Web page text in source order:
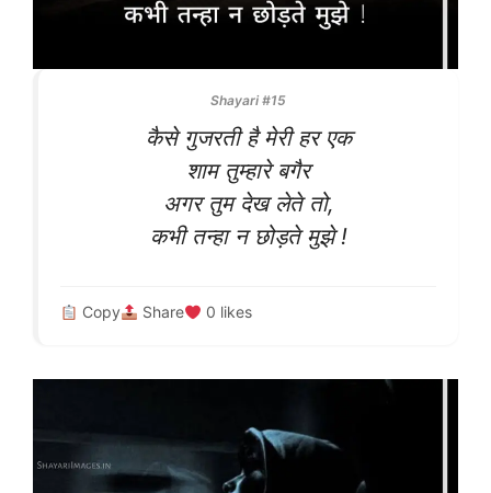
Shayari #15
कैसे गुजरती है मेरी हर एक
शाम तुम्हारे बगैर
अगर तुम देख लेते तो,
कभी तन्हा न छोड़ते मुझे !
Copy Share 0 likes